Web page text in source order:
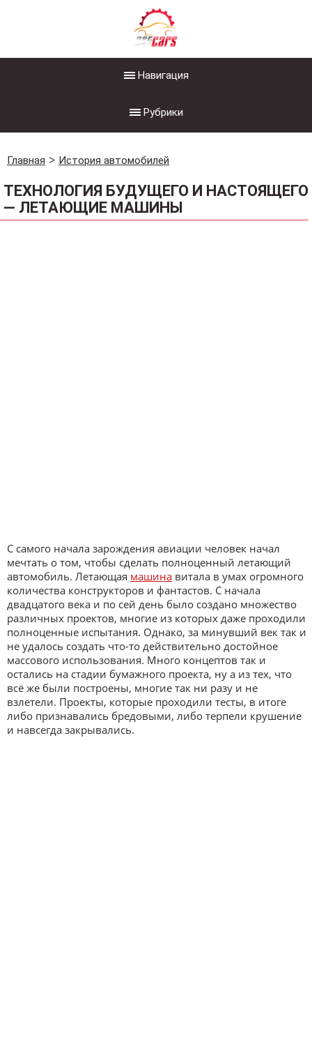
Навигация
Рубрики
Главная История автомобилей
ТЕХНОЛОГИЯ БУДУЩЕГО И НАСТОЯЩЕГО
— ЛЕТАЮЩИЕ МАШИНЫ
С самого начала зарождения авиации человек начал
мечтать о том, чтобы сделать полноценный летающий
автомобиль. Летающая машина витала в умах огромного
количества конструкторов и фантастов. С начала
двадцатого века и по сей день было создано множество
различных проектов, многие из которых даже проходили
полноценные испытания. Однако, за минувший век так и
не удалось создать что-то действительно достойное
массового использования. Много концептов так и
остались на стадии бумажного проекта, ну а из тех, что
всё же были построены, многие так ни разу и не
взлетели. Проекты, которые проходили тесты, в итоге
либо признавались бредовыми, либо терпели крушение
и навсегда закрывались.